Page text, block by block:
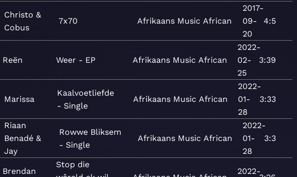
Christo &
Cobus
7x70 Afrikaans Music African
2017-
09-
20
4:5
Reën Weer - EP Afrikaans Music African
2022-
02-
25
3:39
Marissa
Kaalvoetliefde
- Single
Afrikaans Music African
2022-
01-
28
3:33
Riaan
Benadé &
Jay
Rowwe Bliksem
- Single
Afrikaans Music African
2022-
01-
28
3:3
Brendan
Stop die
2022-